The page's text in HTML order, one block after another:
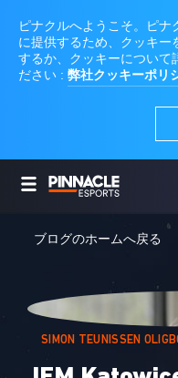
ブログのホームへ戻る
SIMON TEUNISSEN